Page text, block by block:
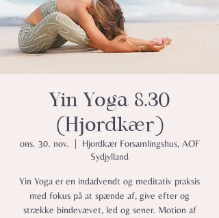
Yin Yoga 8.30
(Hjordkær)
ons. 30. nov.
Hjordkær Forsamlingshus, AOF
Sydjylland
Yin Yoga er en indadvendt og meditativ praksis
med fokus på at spænde af, give efter og
strække bindevævet, led og sener. Motion af